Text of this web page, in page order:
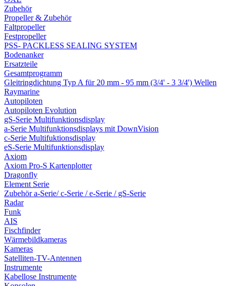
Zubehör
Propeller & Zubehör
Faltpropeller
Festpropeller
PSS- PACKLESS SEALING SYSTEM
Bodenanker
Ersatzteile
Gesamtprogramm
Gleitringdichtung Typ A für 20 mm - 95 mm (3/4' - 3 3/4') Wellen
Raymarine
Autopiloten
Autopiloten Evolution
gS-Serie Multifunktionsdisplay
a-Serie Multifunktionsdisplays mit DownVision
c-Serie Multifuktionsdisplay
eS-Serie Multifunktionsdisplay
Axiom
Axiom Pro-S Kartenplotter
Dragonfly
Element Serie
Zubehör a-Serie/ c-Serie / e-Serie / gS-Serie
Radar
Funk
AIS
Fischfinder
Wärmebildkameras
Kameras
Satelliten-TV-Antennen
Instrumente
Kabellose Instrumente